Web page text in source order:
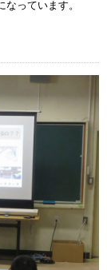
っています。